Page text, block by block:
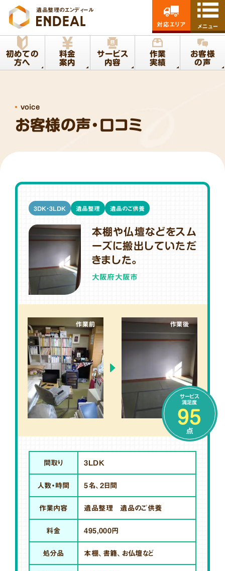
遺品整理のエンディール
初めての
方へ
料金
案内
サービス
内容
作業
実績
お客様
の声
対応エリア メニュー
お客様の声・口コミ
voice
本棚や仏壇などをスム
ーズに搬出していただ
きました。
大阪府大阪市
3DK・3LDK 遺品整理 遺品のご供養
作業前 作業後
サービス
満足度
95
点
間取り 3LDK
人数・時間 5名、2日間
作業内容 遺品整理 遺品のご供養
料金 495,000円
処分品 本棚、書籍、お仏壇など